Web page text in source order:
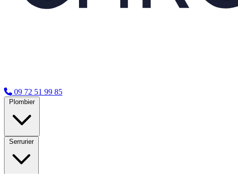
09 72 51 99 85
Plombier
Serrurier